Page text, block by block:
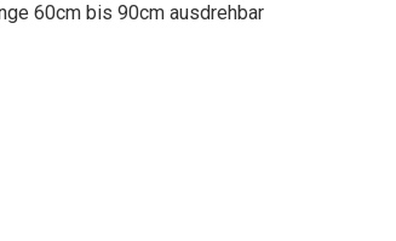
60cm bis 90cm ausdrehbar